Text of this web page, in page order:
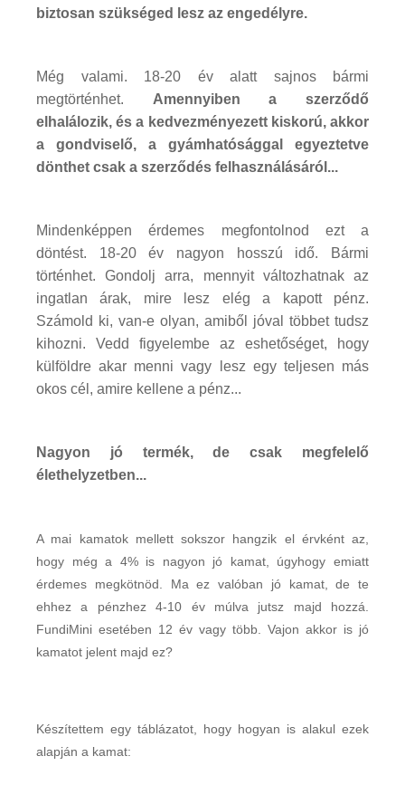
biztosan szükséged lesz az engedélyre.
Még valami. 18-20 év alatt sajnos bármi
megtörténhet. Amennyiben a szerződő
elhalálozik, és a kedvezményezett kiskorú, akkor
a gondviselő, a gyámhatósággal egyeztetve
dönthet csak a szerződés felhasználásáról...
Mindenképpen érdemes megfontolnod ezt a
döntést. 18-20 év nagyon hosszú idő. Bármi
történhet. Gondolj arra, mennyit változhatnak az
ingatlan árak, mire lesz elég a kapott pénz.
Számold ki, van-e olyan, amiből jóval többet tudsz
kihozni. Vedd figyelembe az eshetőséget, hogy
külföldre akar menni vagy lesz egy teljesen más
okos cél, amire kellene a pénz...
Nagyon jó termék, de csak megfelelő
élethelyzetben...
A mai kamatok mellett sokszor hangzik el érvként az,
hogy még a 4% is nagyon jó kamat, úgyhogy emiatt
érdemes megkötnöd. Ma ez valóban jó kamat, de te
ehhez a pénzhez 4-10 év múlva jutsz majd hozzá.
FundiMini esetében 12 év vagy több. Vajon akkor is jó
kamatot jelent majd ez?
Készítettem egy táblázatot, hogy hogyan is alakul ezek
alapján a kamat: